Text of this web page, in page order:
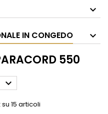
IN CONGEDO
550

15 articoli